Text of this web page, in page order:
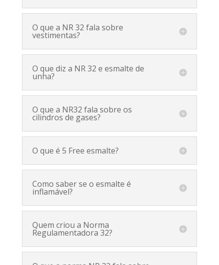
O que a NR 32 fala sobre
vestimentas?
O que diz a NR 32 e esmalte de
unha?
O que a NR32 fala sobre os
cilindros de gases?
O que é 5 Free esmalte?
Como saber se o esmalte é
inflamável?
Quem criou a Norma
Regulamentadora 32?